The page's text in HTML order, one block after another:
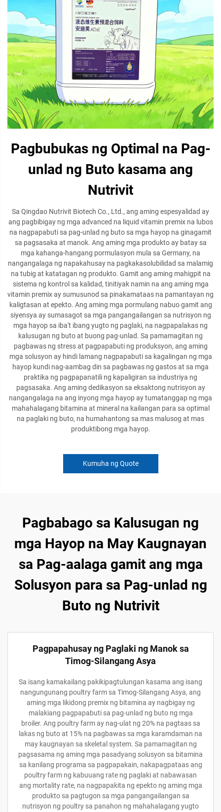
Pagbubukas ng Optimal na Pag-
unlad ng Buto kasama ang
Nutrivit
Sa Qingdao Nutrivit Biotech Co., Ltd., ang aming espesyalidad ay
ang pagbibigay ng mga advanced na liquid vitamin premix na lubos
na nagpapabuti sa pag-unlad ng buto sa mga hayop na ginagamit
sa pagsasaka at manok. Ang aming mga produkto ay batay sa
mga kahanga-hangang pormulasyon mula sa Germany, na
nangangalaga ng napakahusay na pagkakasolubilidad sa malamig
na tubig at katatagan ng produkto. Gamit ang aming mahigpit na
sistema ng kontrol sa kalidad, tinitiyak namin na ang aming mga
vitamin premix ay sumusunod sa pinakamataas na pamantayan ng
kaligtasan at epekto. Ang aming mga pormulang nabuo gamit ang
siyensya ay sumasagot sa mga pangangailangan sa nutrisyon ng
mga hayop sa iba't ibang yugto ng paglaki, na nagpapalakas ng
kalusugan ng buto at buong pag-unlad. Sa pamamagitan ng
pagbawas ng stress at pagpapabuti ng produksyon, ang aming
mga solusyon ay hindi lamang nagpapabuti sa kagalingan ng mga
hayop kundi nag-aambag din sa pagbawas ng gastos at sa mga
praktika ng pagpapanatili ng kapaligiran sa industriya ng
pagsasaka. Ang aming dedikasyon sa eksaktong nutrisyon ay
nangangalaga na ang inyong mga hayop ay tumatanggap ng mga
mahahalagang bitamina at mineral na kailangan para sa optimal
na paglaki ng buto, na humahantong sa mas malusog at mas
produktibong mga hayop.
Kumuha ng Quote
Pagbabago sa Kalusugan ng
mga Hayop na May Kaugnayan
sa Pag-aalaga gamit ang mga
Solusyon para sa Pag-unlad ng
Buto ng Nutrivit
Pagpapahusay ng Paglaki ng Manok sa
Timog-Silangang Asya
Sa isang kamakailang pakikipagtulungan kasama ang isang
nangungunang poultry farm sa Timog-Silangang Asya, ang
aming mga likidong premix ng bitamina ay nagbigay ng
malakiang pagpapabuti sa pag-unlad ng buto ng mga
broiler. Ang poultry farm ay nag-ulat ng 20% na pagtaas sa
lakas ng buto at 15% na pagbawas sa mga karamdaman na
may kaugnayan sa skeletal system. Sa pamamagitan ng
pagsasama ng aming mga pasadyang solusyon sa bitamina
sa kanilang programa sa pagpapakain, nakapagpataas ang
poultry farm ng kabuuang rate ng paglaki at nabawasan
ang mortality rate, na nagpapakita ng epekto ng aming mga
produkto sa pagtugon sa mga pangangailangan sa
nutrisyon ng poultry sa panahon ng mahahalagang yugto